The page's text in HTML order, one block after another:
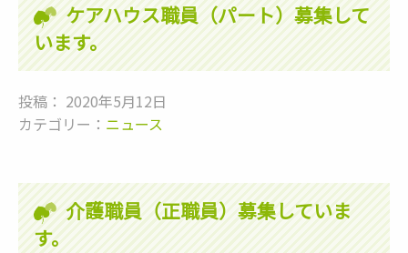
ケアハウス職員（パート）募集して
います。
投稿： 2020年5月12日
カテゴリー： ニュース
介護職員（正職員）募集していま
す。